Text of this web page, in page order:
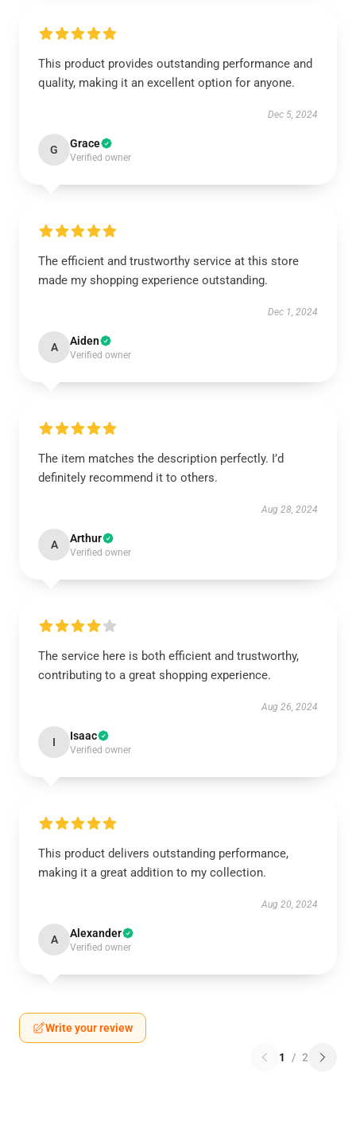
This product provides outstanding performance and
quality, making it an excellent option for anyone.
Dec 5, 2024
G Grace
Verified owner
The efficient and trustworthy service at this store
made my shopping experience outstanding.
Dec 1, 2024
A Aiden
Verified owner
The item matches the description perfectly. I’d
definitely recommend it to others.
Aug 28, 2024
A Arthur
Verified owner
The service here is both efficient and trustworthy,
contributing to a great shopping experience.
Aug 26, 2024
I Isaac
Verified owner
This product delivers outstanding performance,
making it a great addition to my collection.
Aug 20, 2024
A Alexander
Verified owner
Write your review
1 / 2